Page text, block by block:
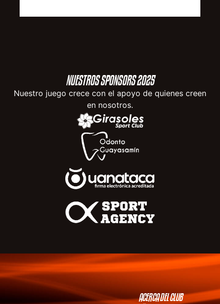
NUESTROS SPONSORS 2025
Nuestro juego crece con el apoyo de quienes creen
en nosotros.
ACERCA DEL CLUB